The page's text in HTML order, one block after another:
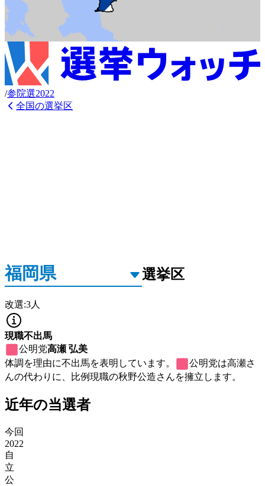
/参院選2022
全国の選挙区
選挙区
改選:3人
現職不出馬
公明党高瀬 弘美
体調を理由に不出馬を表明しています。
公明党は高瀬さ
んの代わりに、比例現職の秋野公造さんを擁立します。
近年の当選者
今回
2022
自
立
公